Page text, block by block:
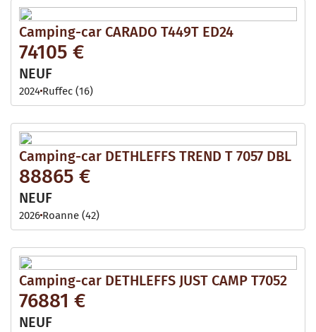
Camping-car CARADO T449T ED24
74105 €
NEUF
2024 Ruffec (16)
Camping-car DETHLEFFS TREND T 7057 DBL
88865 €
NEUF
2026 Roanne (42)
Camping-car DETHLEFFS JUST CAMP T7052
76881 €
NEUF